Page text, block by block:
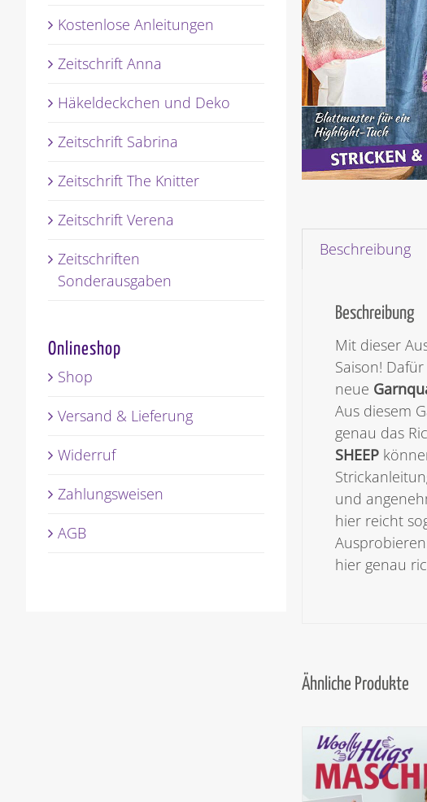
Beschreibung
Beschreibung
Mit dieser
Saison!
neue
Aus diesem
genau das
SHEEP
und
hier reicht
hier genau
Ähnliche Produkte
Kostenlose Anleitungen
Zeitschrift Anna
Häkeldeckchen und Deko
Zeitschrift Sabrina
Zeitschrift The Knitter
Zeitschrift Verena
Zeitschriften
Sonderausgaben
Onlineshop
Shop
Versand & Lieferung
Widerruf
Zahlungsweisen
AGB